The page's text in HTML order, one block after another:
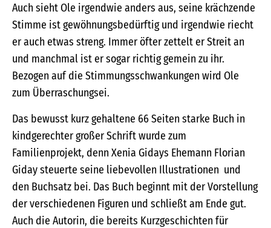
Auch sieht Ole irgendwie anders aus, seine krächzende
Stimme ist gewöhnungsbedürftig und irgendwie riecht
er auch etwas streng. Immer öfter zettelt er Streit an
und manchmal ist er sogar richtig gemein zu ihr.
Bezogen auf die Stimmungsschwankungen wird Ole
zum Überraschungsei.
Das bewusst kurz gehaltene 66 Seiten starke Buch in
kindgerechter großer Schrift wurde zum
Familienprojekt, denn Xenia Gidays Ehemann Florian
Giday steuerte seine liebevollen Illustrationen und
den Buchsatz bei. Das Buch beginnt mit der Vorstellung
der verschiedenen Figuren und schließt am Ende gut.
Auch die Autorin, die bereits Kurzgeschichten für